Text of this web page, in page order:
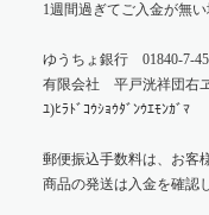
1週間過ぎてご入金が無
ゆうちょ銀行 01840-7-
有限会社 平戸洸祥団右
ﾕ)ﾋﾗﾄﾞｺｳｼｮｳﾀﾞﾝｳｴﾓﾝｶﾞﾏ
郵便振込手数料は、お客
商品の発送は入金を確認